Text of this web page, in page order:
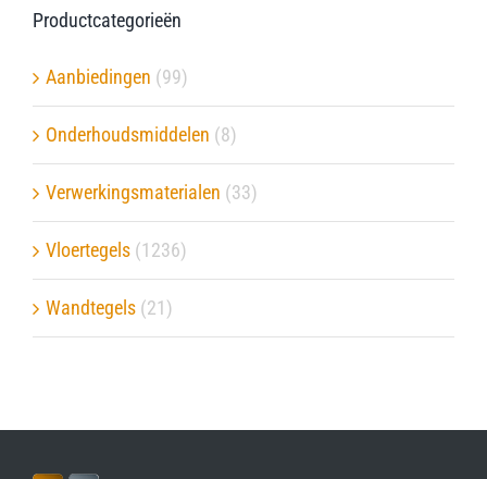
Productcategorieën
Aanbiedingen (99)
Onderhoudsmiddelen (8)
Verwerkingsmaterialen (33)
Vloertegels (1236)
Wandtegels (21)